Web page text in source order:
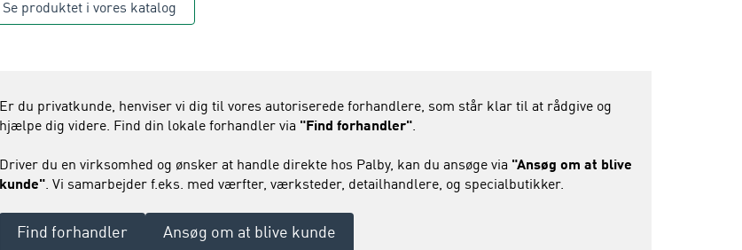
Se produktet i vores katalog
Er du privatkunde, henviser vi dig til vores autoriserede forhandlere, som står klar til at rådgive og
hjælpe dig videre. Find din lokale forhandler via "Find forhandler".
Driver du en virksomhed og ønsker at handle direkte hos Palby, kan du ansøge via "Ansøg om at blive
kunde". Vi samarbejder f.eks. med værfter, værksteder, detailhandlere, og specialbutikker.
Find forhandler Ansøg om at blive kunde